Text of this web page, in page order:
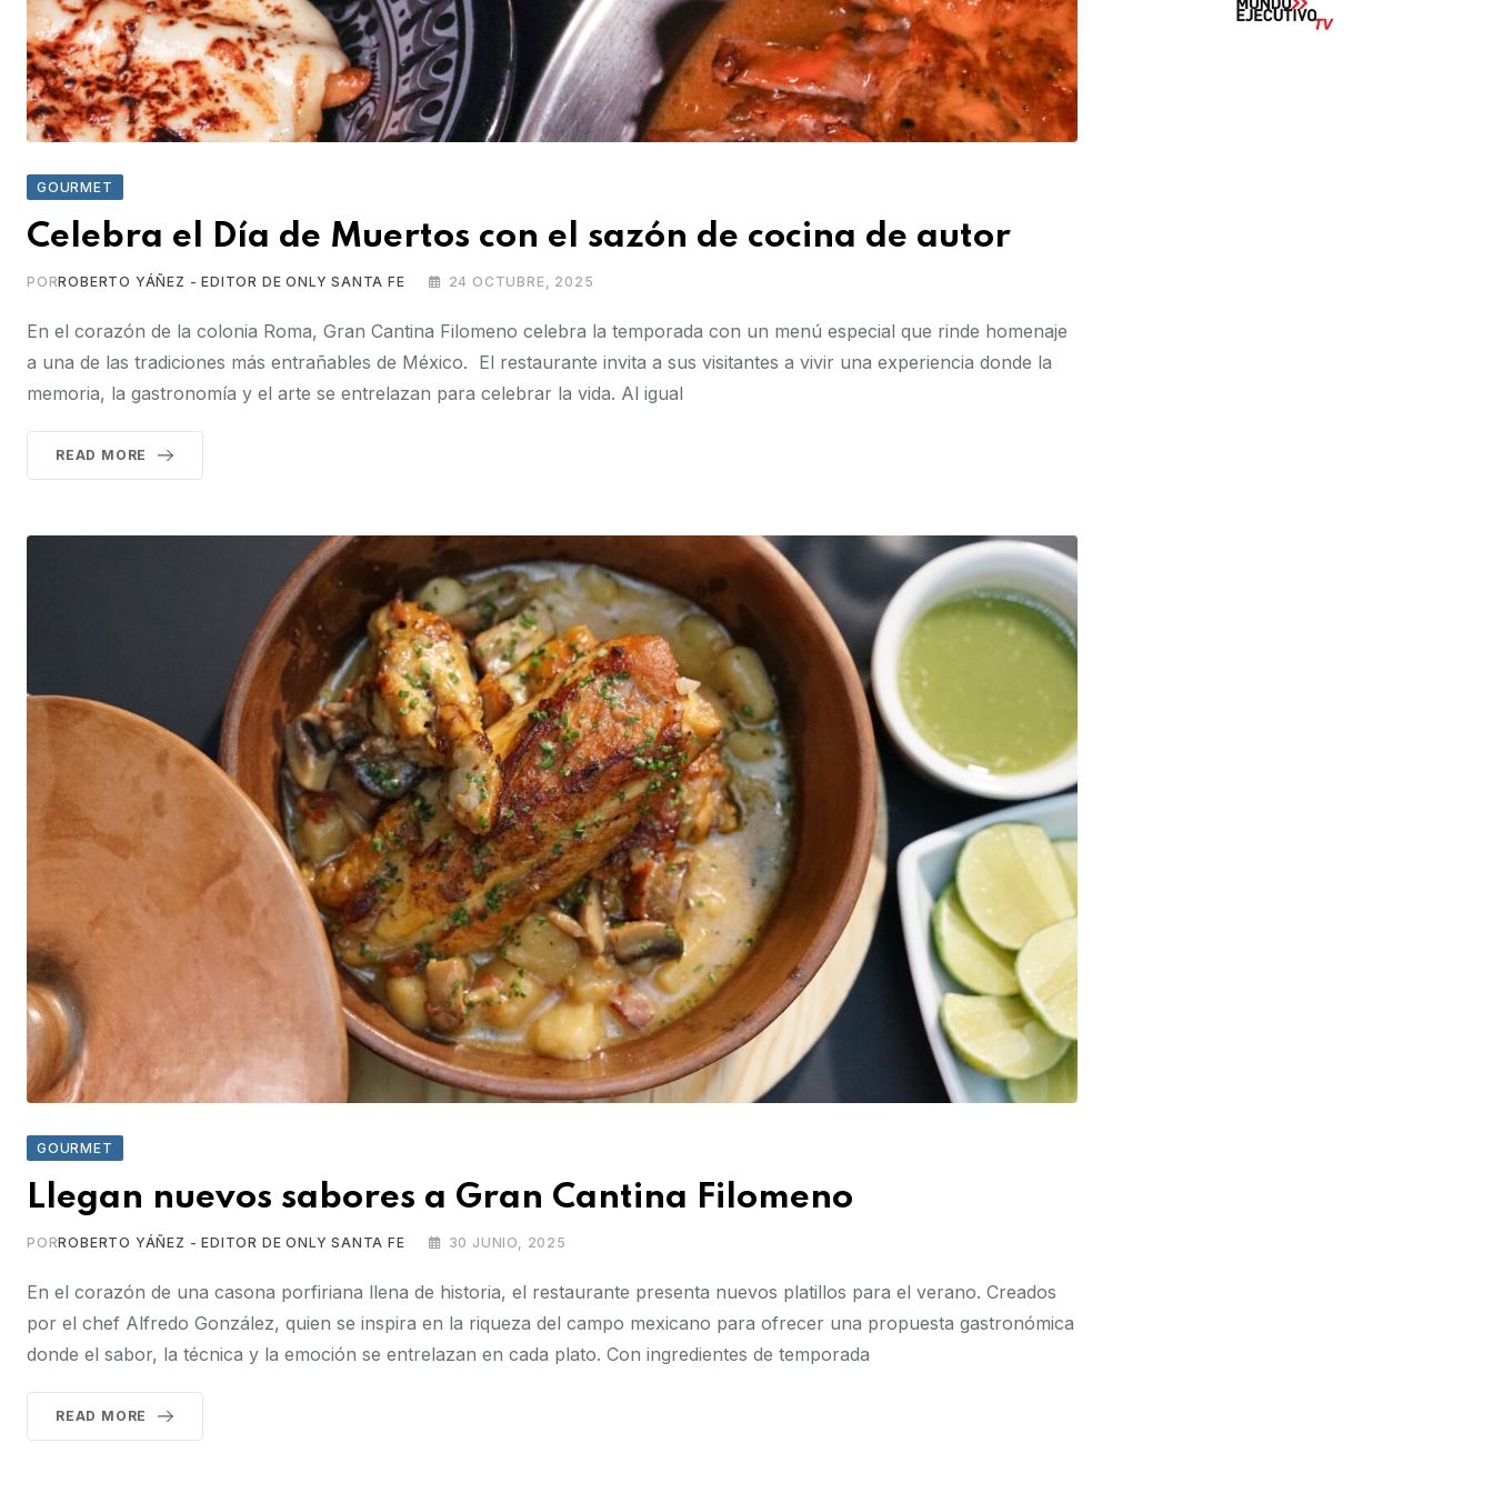
GOURMET
Celebra el Día de Muertos con el sazón de cocina de autor
PORROBERTO YÁÑEZ - EDITOR DE ONLY SANTA FE 24 OCTUBRE, 2025
En el corazón de la colonia Roma, Gran Cantina Filomeno celebra la temporada con un menú especial que rinde homenaje
a una de las tradiciones más entrañables de México. El restaurante invita a sus visitantes a vivir una experiencia donde la
memoria, la gastronomía y el arte se entrelazan para celebrar la vida. Al igual
READ MORE
GOURMET
Llegan nuevos sabores a Gran Cantina Filomeno
PORROBERTO YÁÑEZ - EDITOR DE ONLY SANTA FE 30 JUNIO, 2025
En el corazón de una casona porfiriana llena de historia, el restaurante presenta nuevos platillos para el verano. Creados
por el chef Alfredo González, quien se inspira en la riqueza del campo mexicano para ofrecer una propuesta gastronómica
donde el sabor, la técnica y la emoción se entrelazan en cada plato. Con ingredientes de temporada
READ MORE